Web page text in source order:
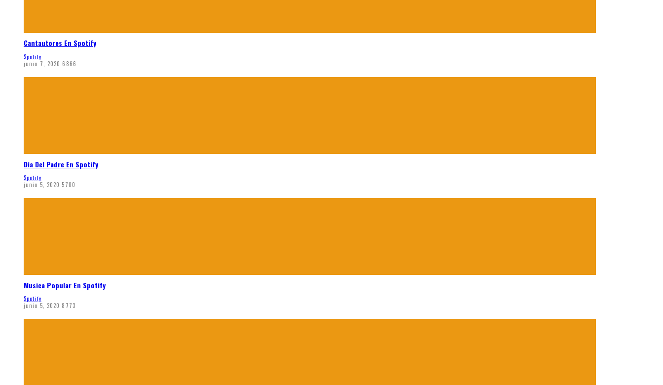
Cantautores En Spotify
Spotify
junio 7, 2020 6866
Dia Del Padre En Spotify
Spotify
junio 5, 2020 5700
Musica Popular En Spotify
Spotify
junio 5, 2020 8773